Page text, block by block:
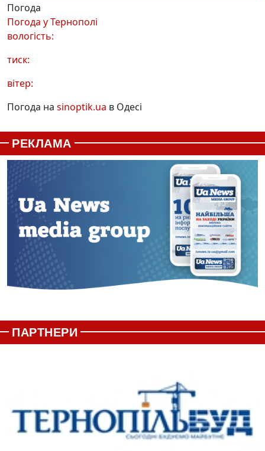
Погода
Погода уТернополі
вологість:
тиск:
вітер:
Погода на sinoptik.ua в Одесі
РЕКЛАМА
ПАРТНЕРИ